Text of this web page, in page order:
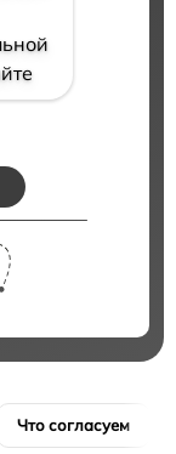
Что согласуем